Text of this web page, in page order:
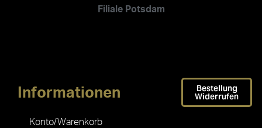
Filiale Potsdam
Informationen
Konto/Warenkorb
Bestellung
Widerrufen